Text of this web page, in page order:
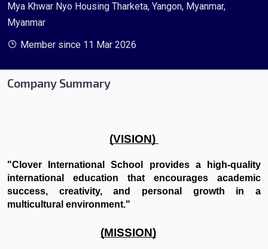
Mya Khwar Nyo Housing Tharketa, Yangon, Myanmar,
Myanmar
Member since 11 Mar 2026
Company Summary
(VISION)
"Clover International School provides a high-quality
international education that encourages academic
success, creativity, and personal growth in a
multicultural environment."
(MISSION)